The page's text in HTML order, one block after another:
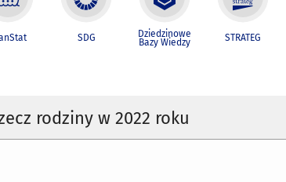
SDG Dziedzinowe
Bazy Wiedzy STRATEG
rodziny w 2022 roku